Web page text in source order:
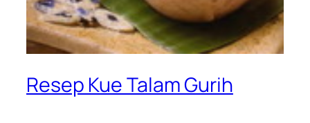
Resep Kue Talam Gurih